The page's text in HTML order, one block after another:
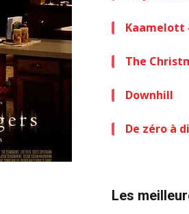
Kaamelott
The
Downhill
De zéro à
Les